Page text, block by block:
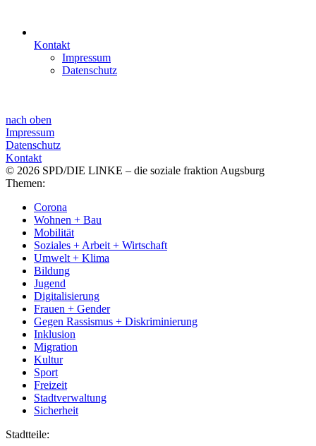
Kontakt
Impressum
Datenschutz
nach oben
Impressum
Datenschutz
Kontakt
© 2026 SPD/DIE LINKE – die soziale fraktion Augsburg
Themen:
Corona
Wohnen + Bau
Mobilität
Soziales + Arbeit + Wirtschaft
Umwelt + Klima
Bildung
Jugend
Digitalisierung
Frauen + Gender
Gegen Rassismus + Diskriminierung
Inklusion
Migration
Kultur
Sport
Freizeit
Stadtverwaltung
Sicherheit
Stadtteile: